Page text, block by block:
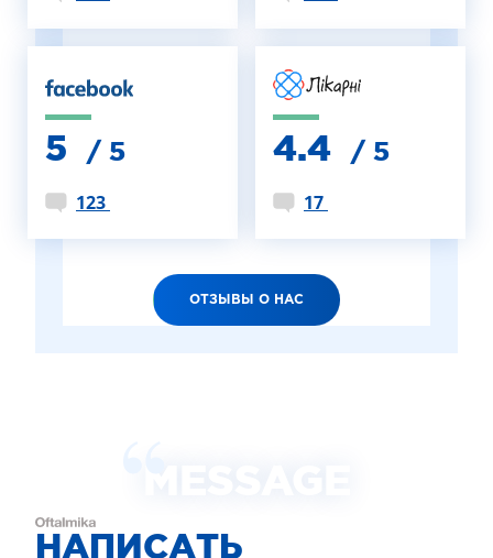
5 / 5
123
4.4 / 5
17
ОТЗЫВЫ О НАС
НАПИСАТЬ